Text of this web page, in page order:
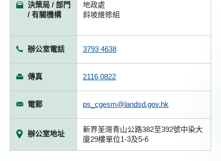
決策局 / 部門
/ 有關機構
地政處
斜坡維修組
辦公室電話 3793 4638
傳真 2116 0822
電郵 ps_cgesm@landsd.gov.hk
辦公室地址
新界荃灣青山公路382至392號中染大
廈29樓單位1-3及5-6